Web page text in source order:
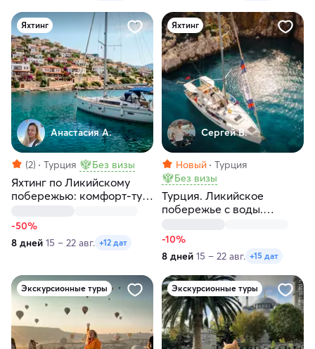
Яхтинг
Анастасия А.
(2) Турция Без визы
Яхтинг по Ликийскому
побережью: комфорт-тур
Турции
-50%
8 дней 15 – 22 авг. +12 дат
Яхтинг
Сергей В.
Новый
Турция
Без визы
Турция. Ликийское
побережье с воды.
-10%
8 дней 15 – 22 авг. +15 дат
Экскурсионные туры Экскурсионные туры